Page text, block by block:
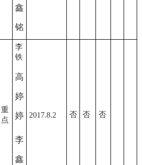
鑫
铭
重
点
李
铁
高
婷
婷
李
鑫
2017.8.2 否 否 否